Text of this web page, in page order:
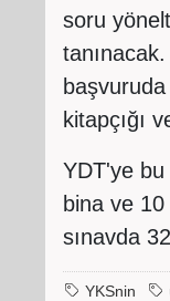
soru
kitapçığı
YDT'ye bu
bina ve
sınavda
YKSnin